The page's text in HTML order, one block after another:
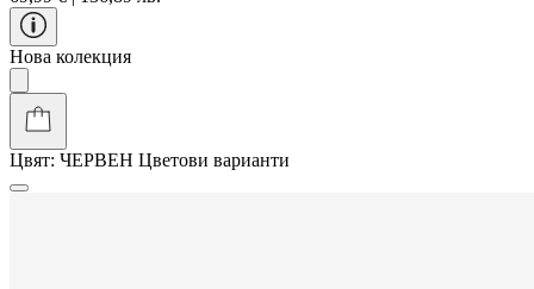
Нова колекция
Цвят: ЧЕРВЕН Цветови варианти